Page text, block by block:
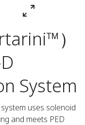
）
System
uses solenoid
and meets PED